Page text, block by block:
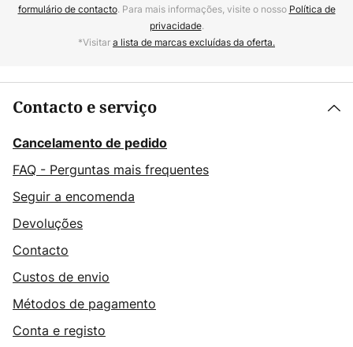
formulário de contacto. Para mais informações, visite o nosso Política de
privacidade.
*Visitara lista de marcas excluídas da oferta.
Contacto e serviço
Cancelamento de pedido
FAQ - Perguntas mais frequentes
Seguir a encomenda
Devoluções
Contacto
Custos de envio
Métodos de pagamento
Conta e registo